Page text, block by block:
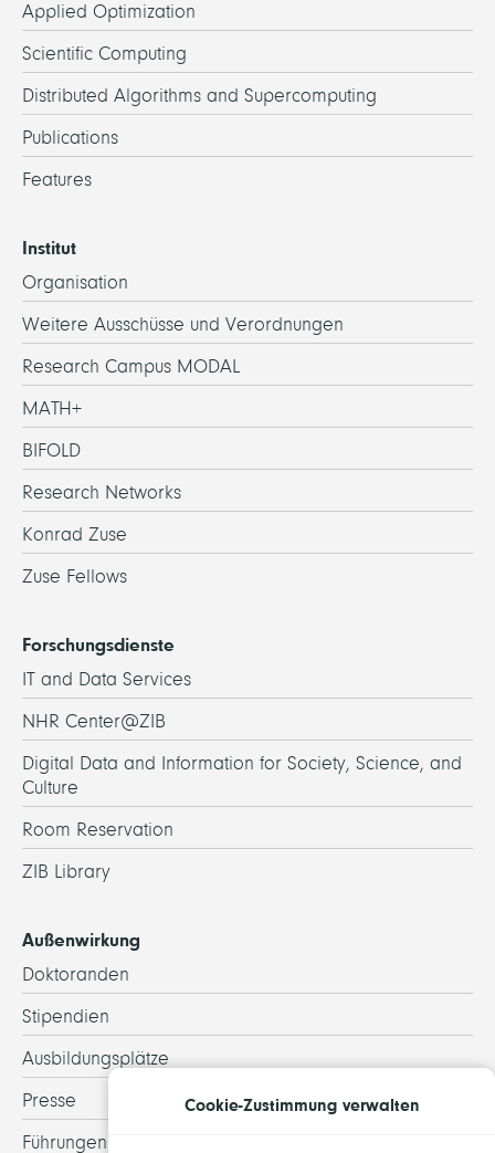
Applied Optimization
Scientific Computing
Distributed Algorithms and Supercomputing
Publications
Features
Institut
Organisation
Weitere Ausschüsse und Verordnungen
Research Campus MODAL
MATH+
BIFOLD
Research Networks
Konrad Zuse
Zuse Fellows
Forschungsdienste
IT and Data Services
NHR Center@ZIB
Digital Data and Information for Society, Science, and
Culture
Room Reservation
ZIB Library
Außenwirkung
Doktoranden
Stipendien
Ausbildungsplätze
Presse
Führungen
Cookie-Zustimmung verwalten